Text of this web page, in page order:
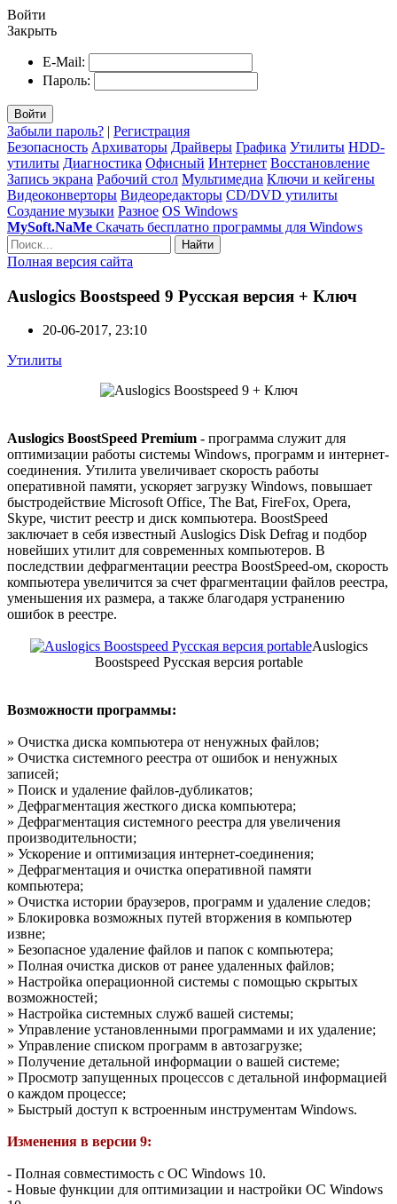
Войти
Закрыть
E-Mail:
Пароль:
Войти
Забыли пароль? | Регистрация
Безопасность Архиваторы Драйверы Графика Утилиты HDD-
утилиты Диагностика Офисный Интернет Восстановление
Запись экрана Рабочий стол Мультимедиа Ключи и кейгены
Видеоконверторы Видеоредакторы CD/DVD утилиты
Создание музыки Разное OS Windows
MySoft.NaMe Скачать бесплатно программы для Windows
Найти
Полная версия сайта
Auslogics Boostspeed 9 Русская версия + Ключ
20-06-2017, 23:10
Утилиты
Auslogics BoostSpeed Premium - программа служит для
оптимизации работы системы Windows, программ и интернет-
соединения. Утилита увеличивает скорость работы
оперативной памяти, ускоряет загрузку Windows, повышает
быстродействие Microsoft Office, The Bat, FireFox, Opera,
Skype, чистит реестр и диск компьютера. BoostSpeed
заключает в себя известный Auslogics Disk Defrag и подбор
новейших утилит для современных компьютеров. В
последствии дефрагментации реестра BoostSpeed-ом, скорость
компьютера увеличится за счет фрагментации файлов реестра,
уменьшения их размера, а также благодаря устранению
ошибок в реестре.
Auslogics
Boostspeed Русская версия portable
Возможности программы:
» Очистка диска компьютера от ненужных файлов;
» Очистка системного реестра от ошибок и ненужных
записей;
» Поиск и удаление файлов-дубликатов;
» Дефрагментация жесткого диска компьютера;
» Дефрагментация системного реестра для увеличения
производительности;
» Ускорение и оптимизация интернет-соединения;
» Дефрагментация и очистка оперативной памяти
компьютера;
» Очистка истории браузеров, программ и удаление следов;
» Блокировка возможных путей вторжения в компьютер
извне;
» Безопасное удаление файлов и папок с компьютера;
» Полная очистка дисков от ранее удаленных файлов;
» Настройка операционной системы с помощью скрытых
возможностей;
» Настройка системных служб вашей системы;
» Управление установленными программами и их удаление;
» Управление списком программ в автозагрузке;
» Получение детальной информации о вашей системе;
» Просмотр запущенных процессов с детальной информацией
о каждом процессе;
» Быстрый доступ к встроенным инструментам Windows.
Изменения в версии 9:
- Полная совместимость с ОС Windows 10.
- Новые функции для оптимизации и настройки ОС Windows